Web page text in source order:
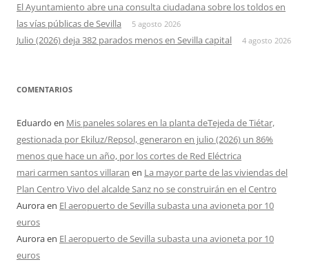
El Ayuntamiento abre una consulta ciudadana sobre los toldos en
las vías públicas de Sevilla
5 agosto 2026
Julio (2026) deja 382 parados menos en Sevilla capital 4 agosto 2026
COMENTARIOS
Eduardo en Mis paneles solares en la planta deTejeda de Tiétar,
gestionada por Ekiluz/Repsol, generaron en julio (2026) un 86%
menos que hace un año, por los cortes de Red Eléctrica
mari carmen santos villaran en La mayor parte de las viviendas del
Plan Centro Vivo del alcalde Sanz no se construirán en el Centro
Auroraen El aeropuerto de Sevilla subasta una avioneta por 10
euros
Auroraen El aeropuerto de Sevilla subasta una avioneta por 10
euros